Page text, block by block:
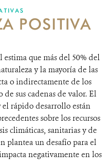
POSITIVA
que más del 50% del
y la mayoría de las
o indirectamente de los
de sus cadenas de valor. El
rápido desarrollo están
sobre los recursos
climáticas, sanitarias y de
plantea un desafío para el
negativamente en los